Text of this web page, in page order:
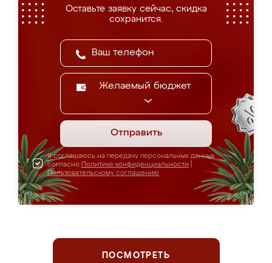
Оставьте заявку сейчас, скидка
сохранится.
Желаемый бюджет
Отправить
Я соглашаюсь на передачу персональных данных
согласно Политике конфиденциальности
Пользовательскому соглашению
ПОСМОТРЕТЬ